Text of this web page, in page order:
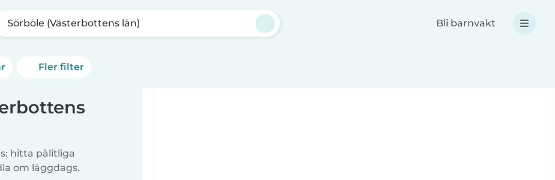
Sörböle (Västerbottens län) Bli barnvakt
Fler filter
hitta pålitliga
om läggdags.